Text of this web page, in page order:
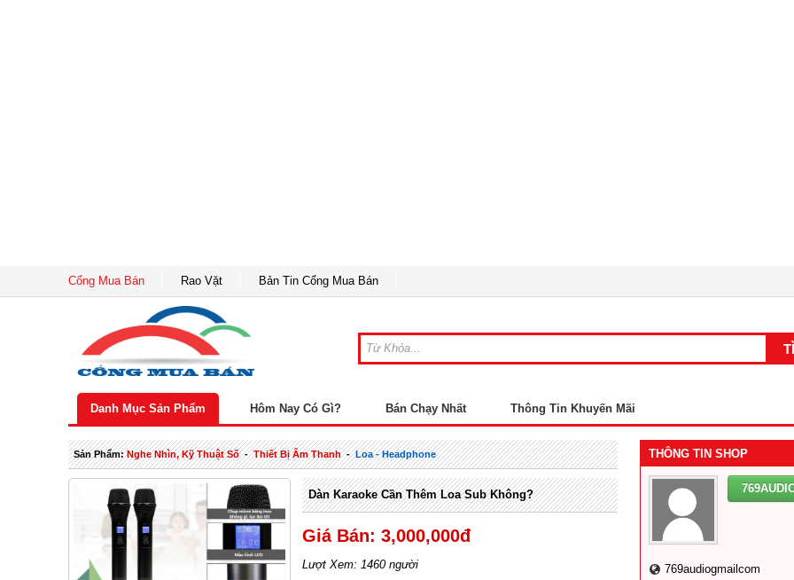
Cổng Mua Bán Rao Vặt Bản Tin Cổng Mua Bán
Danh Mục Sản Phẩm Hôm Nay Có Gì? Bán Chạy Nhất Thông Tin Khuyến Mãi
Sản Phẩm:Nghe Nhìn, Kỹ Thuật Số-Thiết Bị Âm Thanh-Loa - Headphone
Dàn Karaoke Cần Thêm Loa Sub Không?
Giá Bán: 3,000,000đ
Lượt Xem: 1460 người
THÔNG TIN SHOP
769audiogmailcom